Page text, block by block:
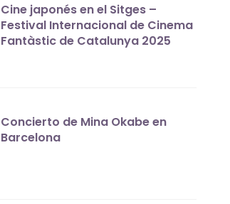
Cine japonés en el Sitges –
Festival Internacional de Cinema
Fantàstic de Catalunya 2025
Concierto de Mina Okabe en
Barcelona